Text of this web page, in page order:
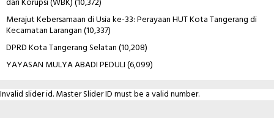
Merajut Kebersamaan di Usia ke-33: Perayaan HUT Kota Tangerang di
Kecamatan Larangan(10,337)
DPRD Kota Tangerang Selatan(10,208)
YAYASAN MULYA ABADI PEDULI(6,099)
Invalid slider id. Master Slider ID must be a valid number.